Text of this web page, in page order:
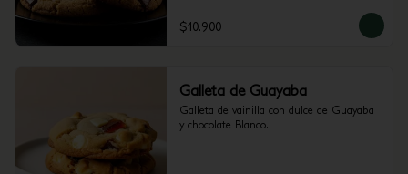
$10.900
Galleta de Guayaba
Galleta de vainilla con dulce de Guayaba
y chocolate Blanco.